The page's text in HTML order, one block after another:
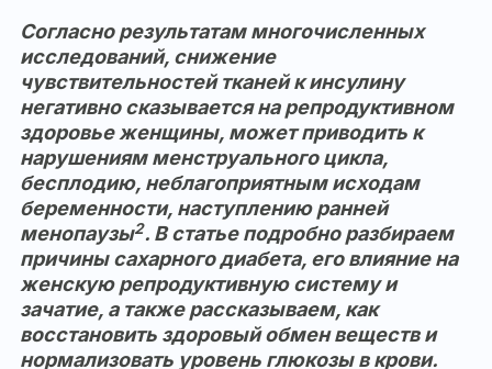
Согласно результатам многочисленных
исследований, снижение
чувствительностей тканей к инсулину
негативно сказывается на репродуктивном
здоровье женщины, может приводить к
нарушениям менструального цикла,
бесплодию, неблагоприятным исходам
беременности, наступлению ранней
менопаузы2. В статье подробно разбираем
причины сахарного диабета, его влияние на
женскую репродуктивную систему и
зачатие, а также рассказываем, как
восстановить здоровый обмен веществ и
нормализовать уровень глюкозы в крови.